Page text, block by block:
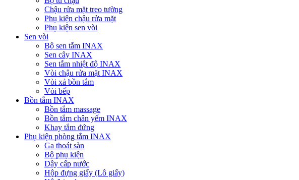
Chậu rửa mặt treo tường
Phụ kiện chậu rửa mặt
Phụ kiện sen vòi
Sen vòi
Bộ sen tắm INAX
Sen cây INAX
Sen tắm nhiệt độ INAX
Vòi chậu rửa mặt INAX
Vòi xả bồn tắm
Vòi bếp
Bồn tắm INAX
Bồn tắm massage
Bồn tắm chân yếm INAX
Khay tắm đứng
Phụ kiện phòng tắm INAX
Ga thoát sàn
Bộ phụ kiện
Dây cấp nước
Hộp đựng giấy (Lô giấy)